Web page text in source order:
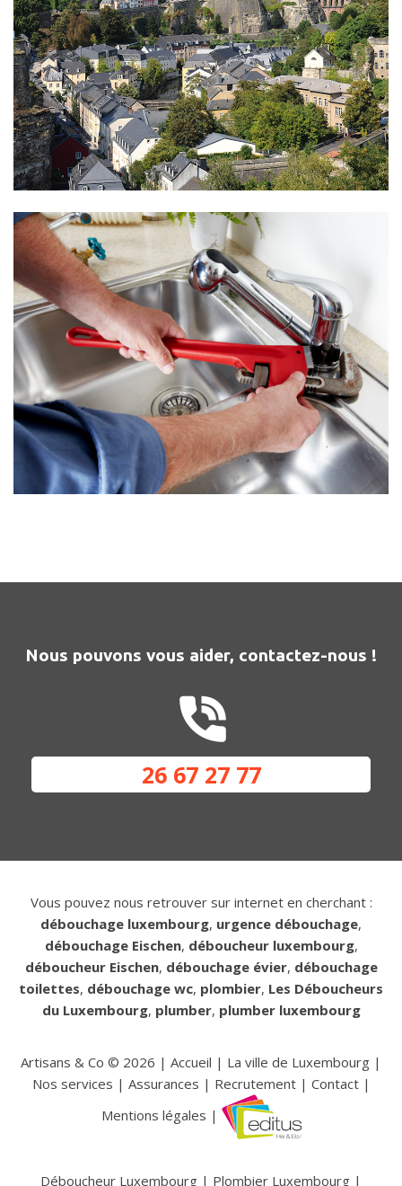
Nous pouvons vous aider, contactez-nous !
26 67 27 77
Vous pouvez nous retrouver sur internet en cherchant :
débouchage luxembourg, urgence débouchage,
débouchage Eischen, déboucheur luxembourg,
déboucheur Eischen, débouchage évier, débouchage
toilettes, débouchage wc, plombier, Les Déboucheurs
du Luxembourg, plumber, plumber luxembourg
Artisans & Co © 2026 | Accueil | La ville de Luxembourg |
Nos services | Assurances | Recrutement| Contact|
Mentions légales |
Déboucheur Luxembourg | Plombier Luxembourg |